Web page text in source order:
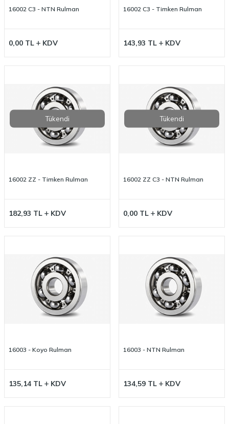
16002 C3 - NTN Rulman
0,00 TL KDV
16002 C3 - Timken Rulman
143,93 TL KDV
Tükendi
16002 ZZ - Timken Rulman
182,93 TL KDV
Tükendi
16002 ZZ C3 - NTN Rulman
0,00 TL KDV
16003 - Koyo Rulman
135,14 TL KDV
16003 - NTN Rulman
134,59 TL KDV